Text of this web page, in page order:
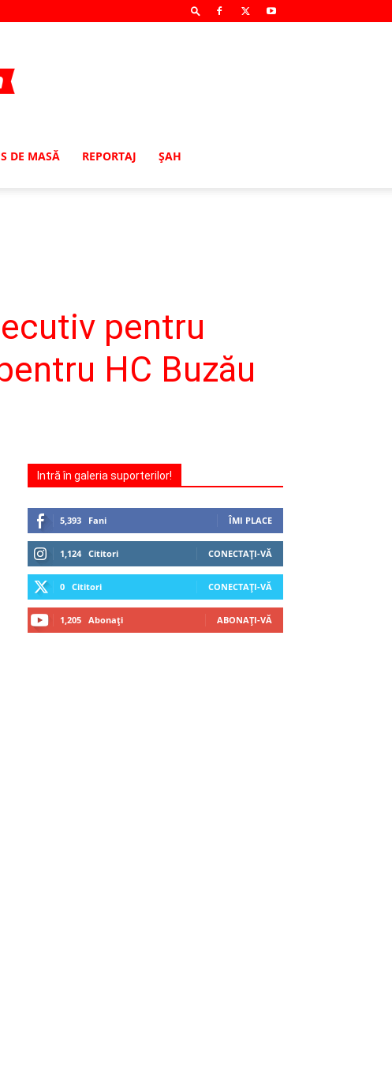
DE MASĂ REPORTAJ ŞAH
pentru
HC Buzău
Intră în galeria suporterilor!
5,393 Fani ÎMI PLACE
1,124 Cititori CONECTAȚI-VĂ
0 Cititori CONECTAȚI-VĂ
1,205 Abonați ABONAȚI-VĂ